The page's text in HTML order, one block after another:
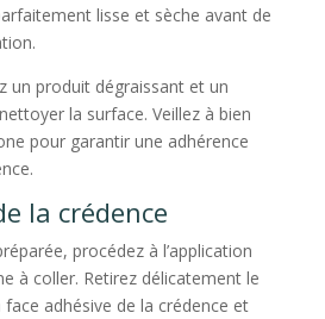
lisse et sèche avant de
un produit dégraissant et un
la surface. Veillez à bien
pour garantir une adhérence
la crédence
procédez à l’application
à coller. Retirez délicatement le
adhésive de la crédence et